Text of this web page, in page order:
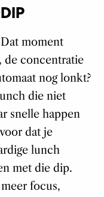
moment
de concentratie
nog lonkt?
die niet
snelle happen
dat je
lunch
met die dip.
focus,